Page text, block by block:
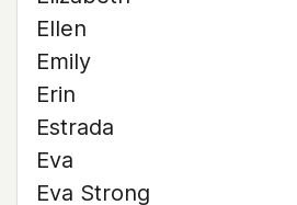
Ellen
Emily
Erin
Estrada
Eva
Eva Strong